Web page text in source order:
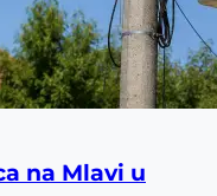
na Mlavi u